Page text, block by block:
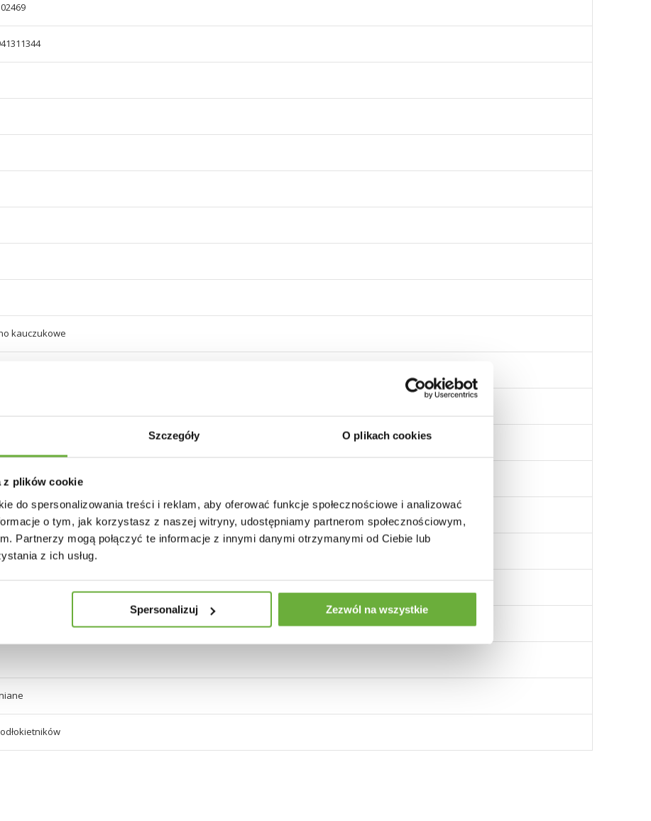
Szczegóły O plikach cookies
z plików cookie
do spersonalizowania treści i reklam, aby oferować funkcje społecznościowe i analizować
o tym, jak korzystasz z naszej witryny, udostępniamy partnerom społecznościowym,
Partnerzy mogą połączyć te informacje z innymi danymi otrzymanymi od Ciebie lub
z ich usług.
Spersonalizuj Zezwól na wszystkie
kauczukowe
szarości
szarości